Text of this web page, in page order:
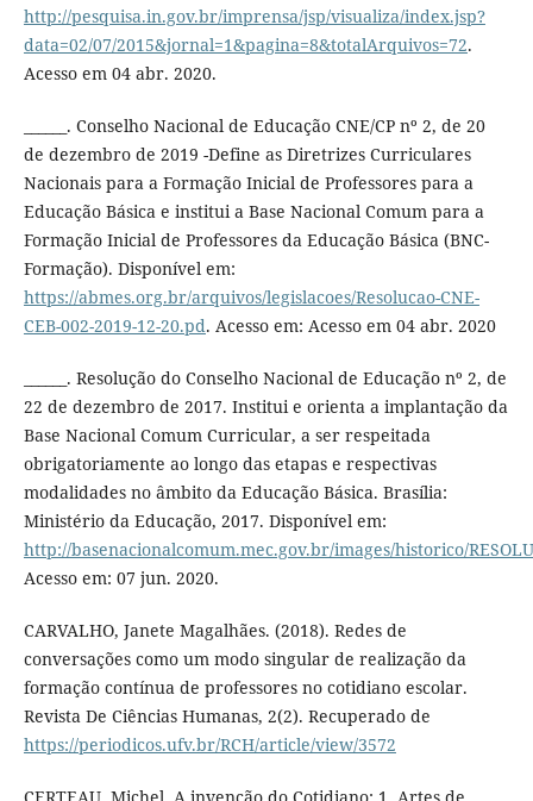
http://pesquisa.in.gov.br/imprensa/jsp/visualiza/index.jsp?
data=02/07/2015&jornal=1&pagina=8&totalArquivos=72.
Acesso em 04 abr. 2020.
______. Conselho Nacional de Educação CNE/CP nº 2, de 20
de dezembro de 2019 -Define as Diretrizes Curriculares
Nacionais para a Formação Inicial de Professores para a
Educação Básica e institui a Base Nacional Comum para a
Formação Inicial de Professores da Educação Básica (BNC-
Formação). Disponível em:
https://abmes.org.br/arquivos/legislacoes/Resolucao-CNE-
CEB-002-2019-12-20.pd. Acesso em: Acesso em 04 abr. 2020
______. Resolução do Conselho Nacional de Educação nº 2, de
22 de dezembro de 2017. Institui e orienta a implantação da
Base Nacional Comum Curricular, a ser respeitada
obrigatoriamente ao longo das etapas e respectivas
modalidades no âmbito da Educação Básica. Brasília:
Ministério da Educação, 2017. Disponível em:
http://basenacionalcomum.mec.gov.br/images/historico/
Acesso em: 07 jun. 2020.
CARVALHO, Janete Magalhães. (2018). Redes de
conversações como um modo singular de realização da
formação contínua de professores no cotidiano escolar.
Revista De Ciências Humanas, 2(2). Recuperado de
https://periodicos.ufv.br/RCH/article/view/3572